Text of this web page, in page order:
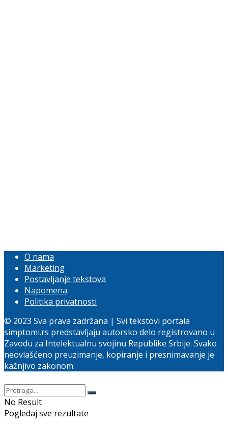
O nama
Marketing
Postavljanje tekstova
Napomena
Politika privatnosti
© 2023 Sva prava zadržana | Svi tekstovi portala
simptomi.rs predstavljaju autorsko delo registrovano u
Zavodu za Intelektualnu svojinu Republike Srbije. Svako
neovlašćeno preuzimanje, kopiranje i presnimavanje je
kažnjivo zakonom.
No Result
Pogledaj sve rezultate